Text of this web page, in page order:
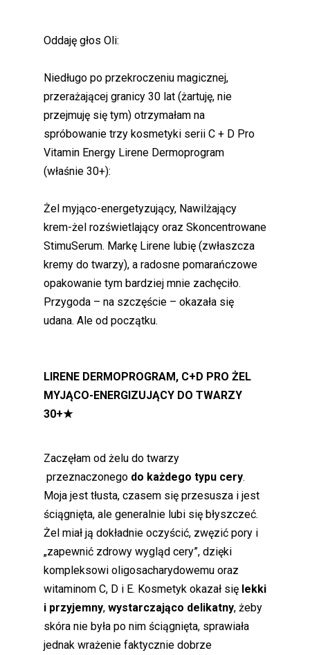
Oddaję głos Oli:
Niedługo po przekroczeniu magicznej,
przerażającej granicy 30 lat (żartuję, nie
przejmuję się tym) otrzymałam na
spróbowanie trzy kosmetyki serii C + D Pro
Vitamin Energy Lirene Dermoprogram
(właśnie 30+):
Żel myjąco-energetyzujący, Nawilżający
krem-żel rozświetlający oraz Skoncentrowane
StimuSerum. Markę Lirene lubię (zwłaszcza
kremy do twarzy), a radosne pomarańczowe
opakowanie tym bardziej mnie zachęciło.
Przygoda – na szczęście – okazała się
udana. Ale od początku.
LIRENE DERMOPROGRAM, C+D PRO ŻEL
MYJĄCO-ENERGIZUJĄCY DO TWARZY
30+★
Zaczęłam od żelu do twarzy
przeznaczonego do każdego typu cery.
Moja jest tłusta, czasem się przesusza i jest
ściągnięta, ale generalnie lubi się błyszczeć.
Żel miał ją dokładnie oczyścić, zwęzić pory i
„zapewnić zdrowy wygląd cery”, dzięki
kompleksowi oligosacharydowemu oraz
witaminom C, D i E. Kosmetyk okazał się lekki
i przyjemny, wystarczająco delikatny, żeby
skóra nie była po nim ściągnięta, sprawiała
jednak wrażenie faktycznie dobrze